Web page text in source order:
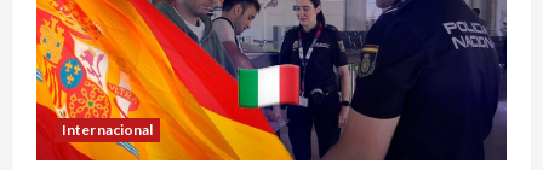
Internacional
2
Deportes Internacional
Fallece Jorge Messi, padre y
representante de Lionel Messi, en
Rosario
agosto 8, 2026